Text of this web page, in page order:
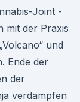
Joint -
mit der Praxis
und
Ende der
der
verdampfen